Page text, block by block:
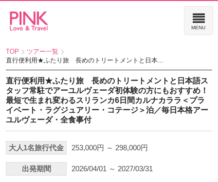
TOP
ツアー一覧
直行便利用★ふたり旅 長めのトリートメントと日本...
直行便利用★ふたり旅 長めのトリートメントと日本語ス
タッフ常駐でアーユルヴェーダ初体験の方にもおすすめ！
最短で生まれ変わるスリランカ6日間カルナカララ＜プラ
イベート・ラグジュアリー・コテージ＞泊／毎日本格アー
ユルヴェーダ・全食事付
大人1名旅行代金 253,000円 ～ 298,000円
出発期間 2026/04/01 ～ 2027/03/31